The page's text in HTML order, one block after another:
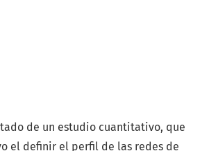
de un estudio cuantitativo, que
el definir el perfil de las redes de